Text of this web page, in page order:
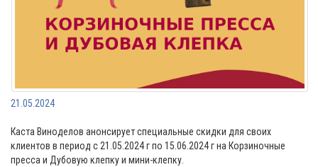
21.05.2024
Каста Виноделов анонсирует специальные скидки для своих
клиентов в период с 21.05.2024 г по 15.06.2024 г на Корзиночные
пресcа и Дубовую клепку и мини-клепку.